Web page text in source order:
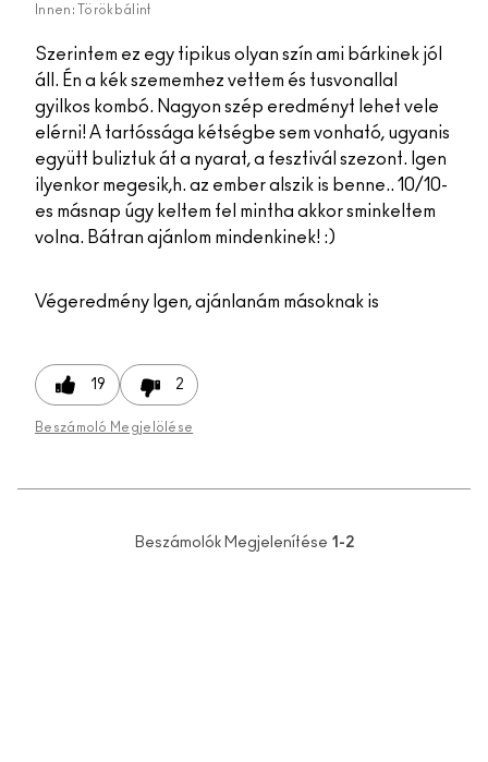
Innen:
Törökbálint
Szerintem ez egy tipikus olyan szín ami bárkinek jól
áll. Én a kék szememhez vettem és tusvonallal
gyilkos kombó. Nagyon szép eredményt lehet vele
elérni! A tartóssága kétségbe sem vonható, ugyanis
együtt buliztuk át a nyarat, a fesztivál szezont. Igen
ilyenkor megesik,h. az ember alszik is benne.. 10/10-
es másnap úgy keltem fel mintha akkor sminkeltem
volna. Bátran ajánlom mindenkinek! :)
Végeredmény Igen, ajánlanám másoknak is
19 2
Beszámoló Megjelölése
Beszámolók Megjelenítése 1-2